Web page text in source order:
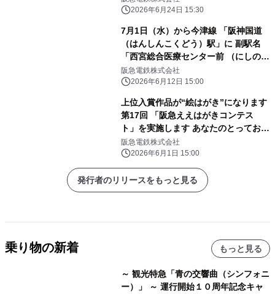
環境に配慮した 休憩所にリニューアル
2026年6月24日 15:30
7月1日（水）から今津線 「阪神国道
（はんしんこくどう）駅」に 副駅名
「西宮総合医療センター前 （にしのみ
やそうごういりょうせんたーまえ）」
を 設定します
阪急電鉄株式会社
2026年6月12日 15:00
上位入賞作品が“絵はがき”になります
第17回 「阪急ええはがきコンテス
ト」を実施します あなたのとっておき
の場所や風景を募集！
阪急電鉄株式会社
2026年6月1日 15:00
発行者のリリースをもっと見る
乗り物の新着 もっと見る
～ 観光特急「青の交響曲（シンフォニ
ー）」 ～ 運行開始１０周年記念キャ